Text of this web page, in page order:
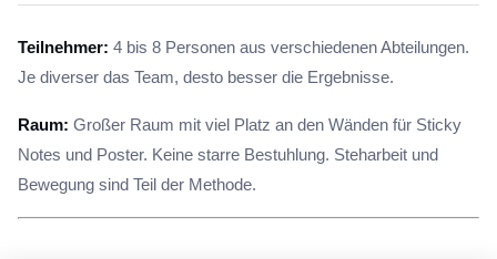
Teilnehmer: 4 bis 8 Personen aus verschiedenen Abteilungen.
Je diverser das Team, desto besser die Ergebnisse.
Raum: Großer Raum mit viel Platz an den Wänden für Sticky
Notes und Poster. Keine starre Bestuhlung. Steharbeit und
Bewegung sind Teil der Methode.